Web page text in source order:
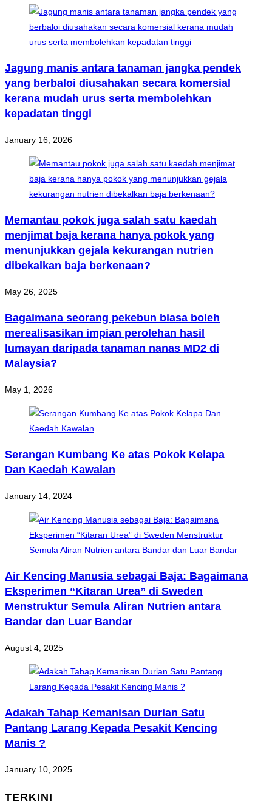
Jagung manis antara tanaman jangka pendek
yang berbaloi diusahakan secara komersial
kerana mudah urus serta membolehkan
kepadatan tinggi
January 16, 2026
Memantau pokok juga salah satu kaedah
menjimat baja kerana hanya pokok yang
menunjukkan gejala kekurangan nutrien
dibekalkan baja berkenaan?
May 26, 2025
Bagaimana seorang pekebun biasa boleh
merealisasikan impian perolehan hasil
lumayan daripada tanaman nanas MD2 di
Malaysia?
May 1, 2026
Serangan Kumbang Ke atas Pokok Kelapa
Dan Kaedah Kawalan
January 14, 2024
Air Kencing Manusia sebagai Baja: Bagaimana
Eksperimen “Kitaran Urea” di Sweden
Menstruktur Semula Aliran Nutrien antara
Bandar dan Luar Bandar
August 4, 2025
Adakah Tahap Kemanisan Durian Satu
Pantang Larang Kepada Pesakit Kencing
Manis ?
January 10, 2025
TERKINI